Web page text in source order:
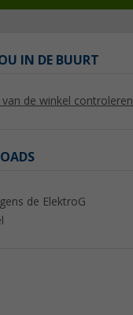
IN DE BUURT
van de winkel controleren
de ElektroG
%